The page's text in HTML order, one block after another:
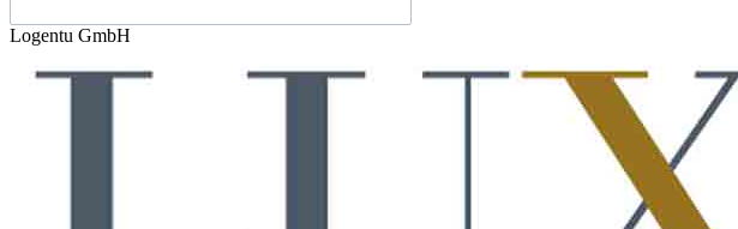
Logentu GmbH